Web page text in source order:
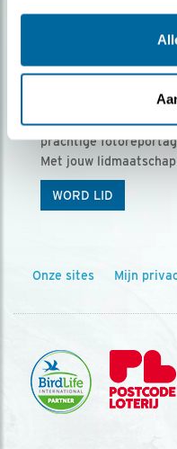
Ontvang 5 x
Vogels is het
prachtige
Met jouw
WORD LID
Onze sites Mijn